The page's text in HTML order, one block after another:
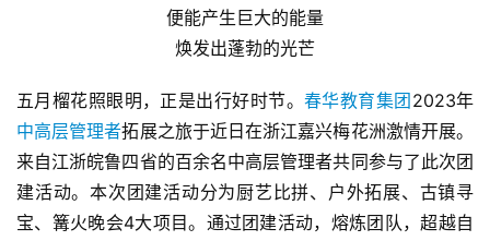
便能产生巨大的能量
焕发出蓬勃的光芒
五月榴花照眼明，正是出行好时节。 春华教育集团 2023年
中高层管理者拓展之旅于近日在浙江嘉兴梅花洲激情开展。
来自江浙皖鲁四省的百余名中高层管理者共同参与了此次团
建活动。本次团建活动分为厨艺比拼、户外拓展、古镇寻
宝、篝火晚会4大项目。通过团建活动，熔炼团队，超越自